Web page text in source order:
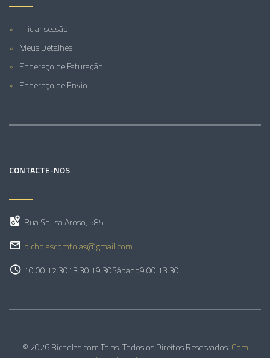
Iniciar sessão
Meus Detalhes
Endereço de Faturação
Endereço de Envio
CONTACTE-NOS
Rua Sousa Aroso, 585
bicholascomtolas@gmail.com
10.00 12.3013.30 19.30Sábado9.00 13.30
© 2026 Bicholas com Tolas. Todos os Direitos Reservados. Com